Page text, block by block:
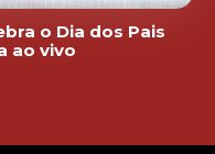
o Dia dos Pais
ao vivo